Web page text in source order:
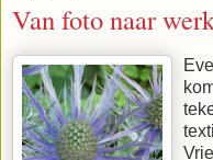
Van foto naar